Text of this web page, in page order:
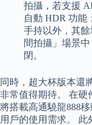
拍攝，若支援
自動 HDR 功能
手持以外，其
間拍攝」場景
閉。
同時，超大杯版本還
非常值得期待。 在硬
將搭載高通驍龍888
用戶的使用需求。